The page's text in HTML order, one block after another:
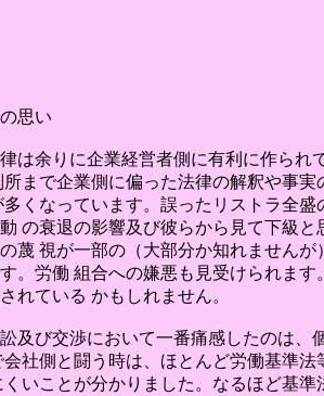
思い
は余りに企業経営者側に有利に作られ
所まで企業側に偏った法律の解釈や事実
多くなっています。誤ったリストラ全盛
の衰退の影響及び彼らから見て下級と
蔑 視が一部の（大部分か知れませんが
。労働 組合への嫌悪も見受けられます
れている かもしれません。
及び交渉において一番痛感したのは、
社側と闘う時は、ほとんど労働基準法
くいことが分かりました。なるほど基準